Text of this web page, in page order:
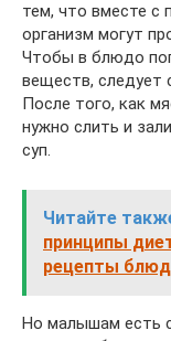
тем, что вместе с
организм могут
Чтобы в блюдо
веществ, следует
После того, как
нужно слить и
суп.
Читайте
принципы
рецепты
Но малышам есть